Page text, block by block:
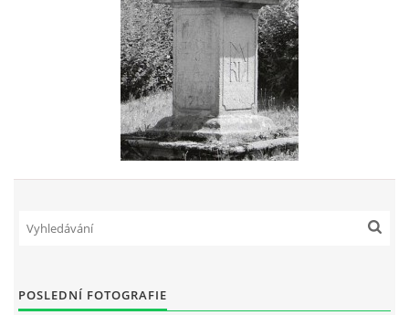
POSLEDNÍ FOTOGRAFIE